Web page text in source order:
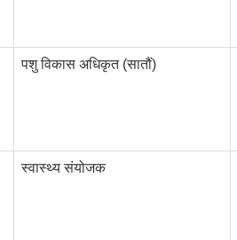
पशु विकास अधिकृत (सातौं)
स्वास्थ्य संयोजक